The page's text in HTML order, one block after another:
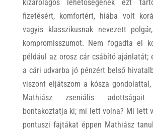
kizárólagos lehetőségének ezt
fizetésért, komfortért, hiába volt
vagyis klasszikusnak nevezett
kompromisszumot. Nem fogadta el
például az orosz cár csábító ajánlatát;
a cári udvarba jó pénzért belső
viszont eljátszom a kósza
Mathiász zseniális
bontakoztatja ki; mi lett volna? Mi lett
pontuszi fajtákat éppen Mathiász